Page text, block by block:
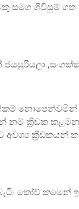
ගිවිසුම් ගත
නොපෙන්වමින්
නම් ක්‍රීඩක
අවශ්‍ය ක්‍රීඩකයන්
කෝච් කමෙන්